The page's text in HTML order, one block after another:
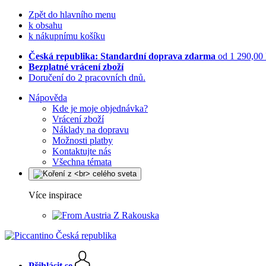
Zpět do hlavního menu
k obsahu
k nákupnímu košíku
Česká republika: Standardní doprava zdarma od 1 290,00
Bezplatné vrácení zboží
Doručení do 2 pracovních dnů.
Nápověda
Kde je moje objednávka?
Vrácení zboží
Náklady na dopravu
Možnosti platby
Kontaktujte nás
Všechna témata
Více inspirace
Z Rakouska